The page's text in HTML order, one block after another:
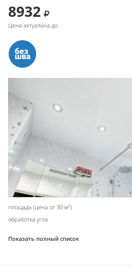
8932
Цена актуальна до
площадь (цена от 30 м2)
обработка угла
Показать полный список